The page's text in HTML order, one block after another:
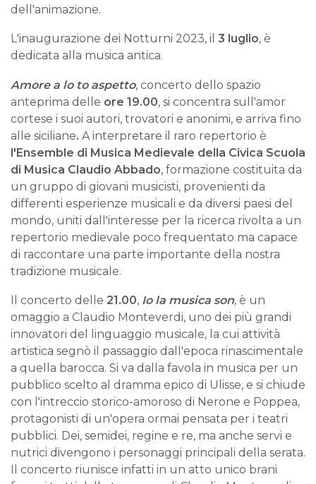
dell'animazione.
L'inaugurazione dei Notturni 2023, il 3 luglio, è
dedicata alla musica antica.
Amore a lo to aspetto, concerto dello spazio
anteprima delle ore 19.00, si concentra sull'amor
cortese i suoi autori, trovatori e anonimi, e arriva fino
alle siciliane. A interpretare il raro repertorio è
l'Ensemble di Musica Medievale della Civica Scuola
di Musica Claudio Abbado, formazione costituita da
un gruppo di giovani musicisti, provenienti da
differenti esperienze musicali e da diversi paesi del
mondo, uniti dall'interesse per la ricerca rivolta a un
repertorio medievale poco frequentato ma capace
di raccontare una parte importante della nostra
tradizione musicale.
Il concerto delle 21.00, Io la musica son, è un
omaggio a Claudio Monteverdi, uno dei più grandi
innovatori del linguaggio musicale, la cui attività
artistica segnò il passaggio dall'epoca rinascimentale
a quella barocca. Si va dalla favola in musica per un
pubblico scelto al dramma epico di Ulisse, e si chiude
con l'intreccio storico-amoroso di Nerone e Poppea,
protagonisti di un'opera ormai pensata per i teatri
pubblici. Dei, semidei, regine e re, ma anche servi e
nutrici divengono i personaggi principali della serata.
Il concerto riunisce infatti in un atto unico brani